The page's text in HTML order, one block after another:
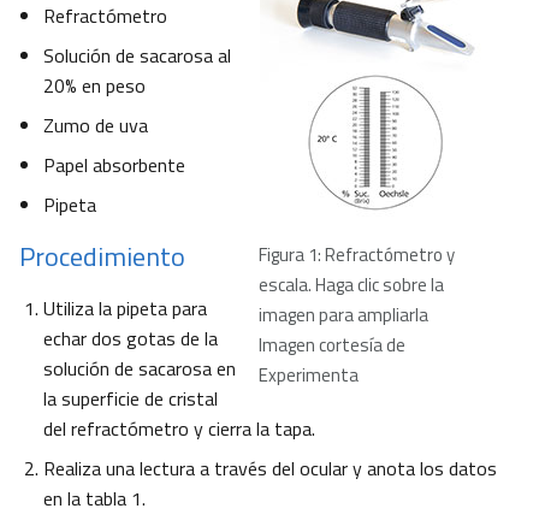
Figura 1: Refractómetro y
escala. Haga clic sobre la
imagen para ampliarla
Imagen cortesía de
Experimenta
Refractómetro
Solución de sacarosa al
20% en peso
Zumo de uva
Papel absorbente
Pipeta
Procedimiento
Utiliza la pipeta para
echar dos gotas de la
solución de sacarosa en
la superficie de cristal
del refractómetro y cierra la tapa.
Realiza una lectura a través del ocular y anota los datos
en la tabla 1.